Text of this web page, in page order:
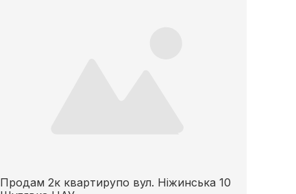
Продам 2к квартирупо вул. Ніжинська 10